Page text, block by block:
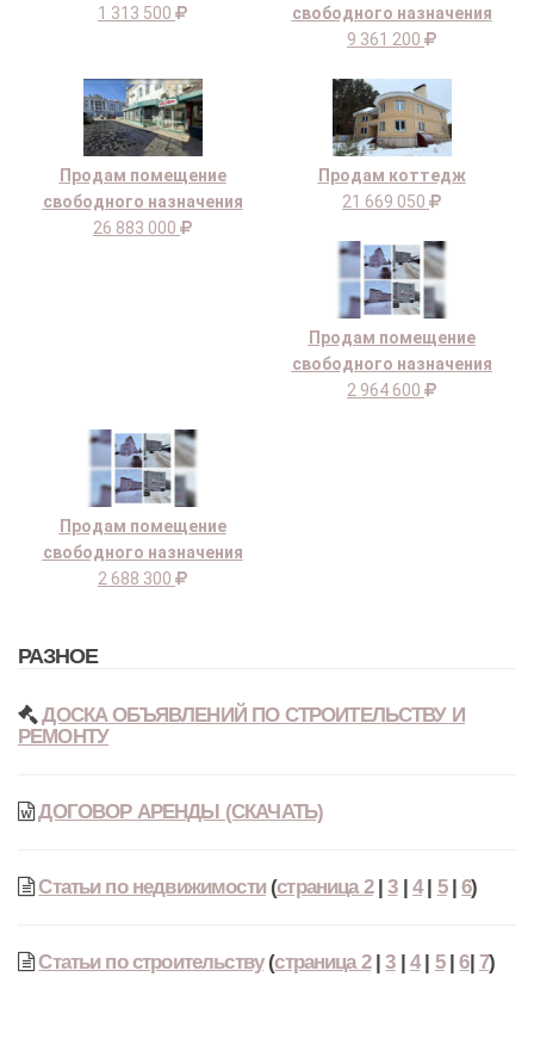
1 313 500
свободного назначения
9 361 200
Продам помещение
свободного назначения
26 883 000
Продам коттедж
21 669 050
Продам помещение
свободного назначения
2 964 600
Продам помещение
свободного назначения
2 688 300
РАЗНОЕ
ДОСКА ОБЪЯВЛЕНИЙ ПО СТРОИТЕЛЬСТВУ И
РЕМОНТУ
ДОГОВОР АРЕНДЫ (СКАЧАТЬ)
Статьи по недвижимости(страница 2|3| 4| 5|6)
Статьи по строительству(страница 2|3|4| 5|6| 7)